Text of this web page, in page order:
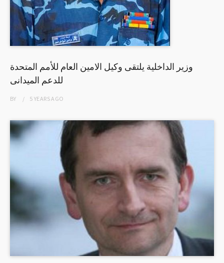
وزير الداخلية يلتقى وكيل الامين العام للأمم المتحدة
للدعم الميدانى
BY 5 YEARSAGO